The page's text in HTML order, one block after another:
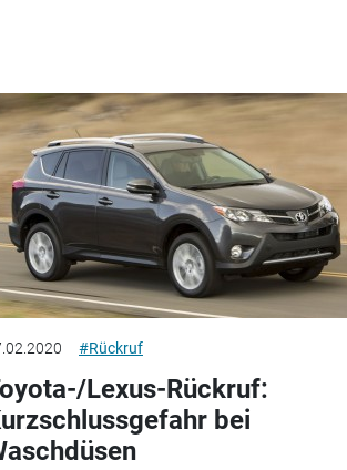
#Rückruf
Lexus-Rückruf:
bei